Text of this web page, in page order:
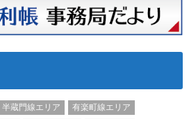
半蔵門線エリア
有楽町線エリア